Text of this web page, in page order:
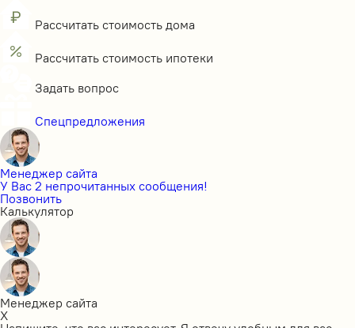
Рассчитать стоимость дома
Рассчитать стоимость ипотеки
Задать вопрос
Спецпредложения
Менеджер сайта
У Вас 2 непрочитанных сообщения!
Позвонить
Калькулятор
Менеджер сайта
X